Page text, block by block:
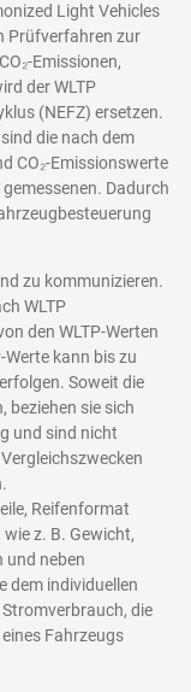
Light Vehicles
Prüfverfahren zur
Emissionen,
der WLTP
(NEFZ) ersetzen.
die nach dem
CO₂-Emissionswerte
Dadurch
zu kommunizieren.
WLTP
den WLTP-Werten
Werte kann bis zu
Soweit die
beziehen sie sich
und sind nicht
Reifenformat
z. B. Gewicht,
und neben
dem individuellen
die
Fahrzeugs